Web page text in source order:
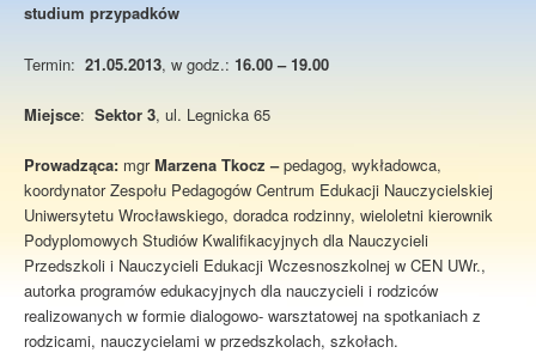
studium przypadków
Termin: 21.05.2013, w godz.: 16.00 – 19.00
Miejsce: Sektor 3, ul. Legnicka 65
Prowadząca: mgrMarzena Tkocz –pedagog, wykładowca,
koordynator Zespołu Pedagogów Centrum Edukacji Nauczycielskiej
Uniwersytetu Wrocławskiego, doradca rodzinny, wieloletni kierownik
Podyplomowych Studiów Kwalifikacyjnych dla Nauczycieli
Przedszkoli i Nauczycieli Edukacji Wczesnoszkolnej w CEN UWr.,
autorka programów edukacyjnych dla nauczycieli i rodziców
realizowanych w formie dialogowo- warsztatowej na spotkaniach z
rodzicami, nauczycielami w przedszkolach, szkołach.